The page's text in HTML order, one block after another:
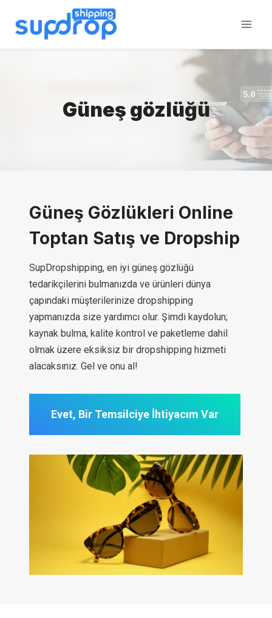
Güneş gözlüğü
Güneş Gözlükleri Online
Toptan Satış ve Dropship
SupDropshipping, en iyi güneş gözlüğü
tedarikçilerini bulmanızda ve ürünleri dünya
çapındaki müşterilerinize dropshipping
yapmanızda size yardımcı olur. Şimdi kaydolun;
kaynak bulma, kalite kontrol ve paketleme dahil
olmak üzere eksiksiz bir dropshipping hizmeti
alacaksınız. Gel ve onu al!
Evet, Bir Temsilciye İhtiyacım Var